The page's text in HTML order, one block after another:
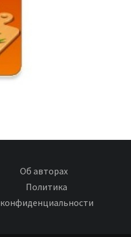
Об авторах
Политика
конфиденциальности